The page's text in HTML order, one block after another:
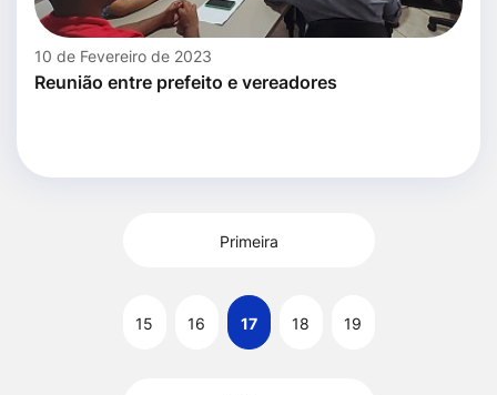
10 de Fevereiro de 2023
Reunião entre prefeito e vereadores
Primeira
15 16 17 18 19